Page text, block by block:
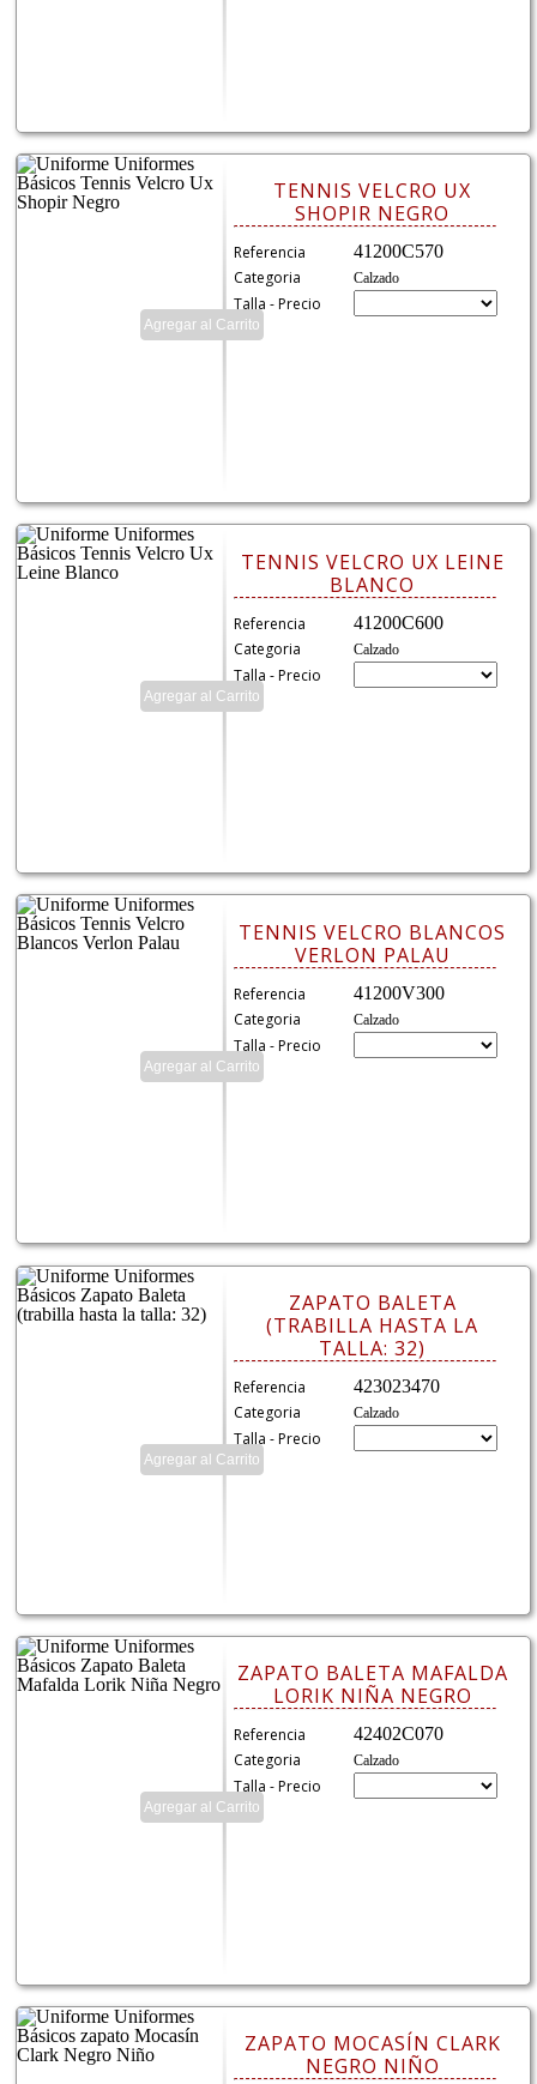
TENNIS VELCRO UX
SHOPIR NEGRO
Referencia
41200C570
Categoria
Calzado
Talla - Precio
TENNIS VELCRO UX LEINE
BLANCO
Referencia
41200C600
Categoria
Calzado
Talla - Precio
TENNIS VELCRO BLANCOS
VERLON PALAU
Referencia
41200V300
Categoria
Calzado
Talla - Precio
ZAPATO BALETA
(TRABILLA HASTA LA
TALLA: 32)
Referencia
423023470
Categoria
Calzado
Talla - Precio
ZAPATO BALETA MAFALDA
LORIK NIÑA NEGRO
Referencia
42402C070
Categoria
Calzado
Talla - Precio
ZAPATO MOCASÍN CLARK
NEGRO NIÑO